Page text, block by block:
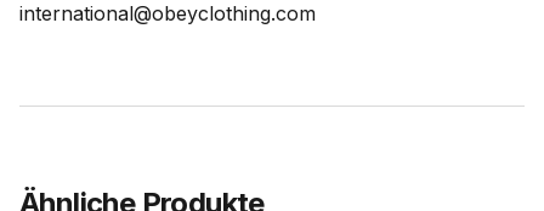
international@obeyclothing.com
Ähnliche Produkte